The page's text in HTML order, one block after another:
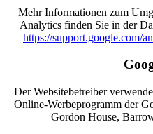
Mehr Informationen zum
Analytics finden Sie in der
https://support.google.com/
Der Websitebetreiber
Online-Werbeprogramm der
Gordon House,